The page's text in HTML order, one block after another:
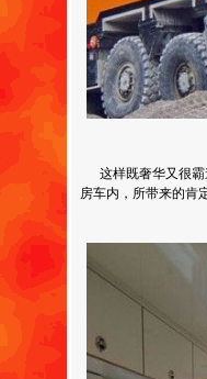
这样既奢华又很霸
房车内，所带来的肯